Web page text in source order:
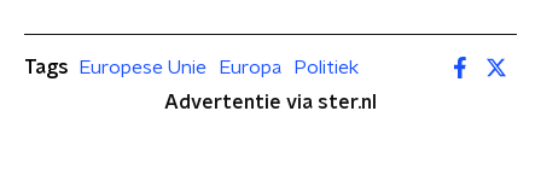
Tags Europese Unie Europa
Politiek
Advertentie via ster.nl